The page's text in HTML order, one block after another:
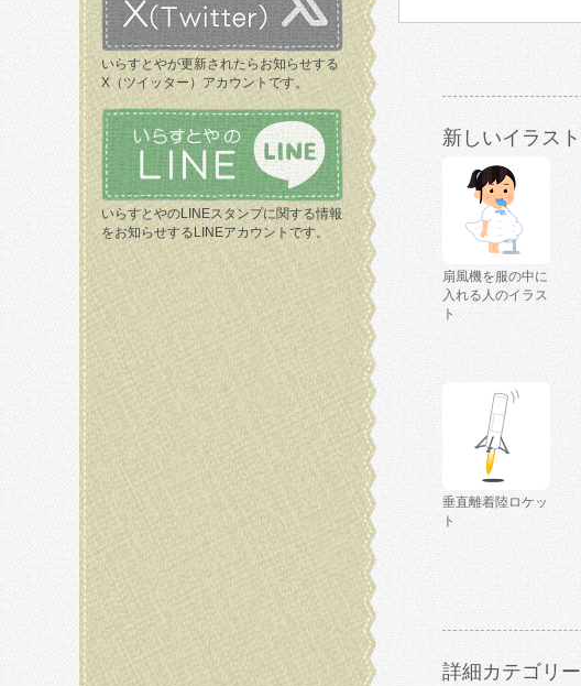
いらすとやが更新されたらお知らせする
X（ツイッター）アカウントです。
いらすとやのLINEスタンプに関する情報
をお知らせするLINEアカウントです。
新しいイラスト
扇風機を服の中に
入れる人のイラス
ト
垂直離着陸ロケッ
ト
詳細カテゴリー